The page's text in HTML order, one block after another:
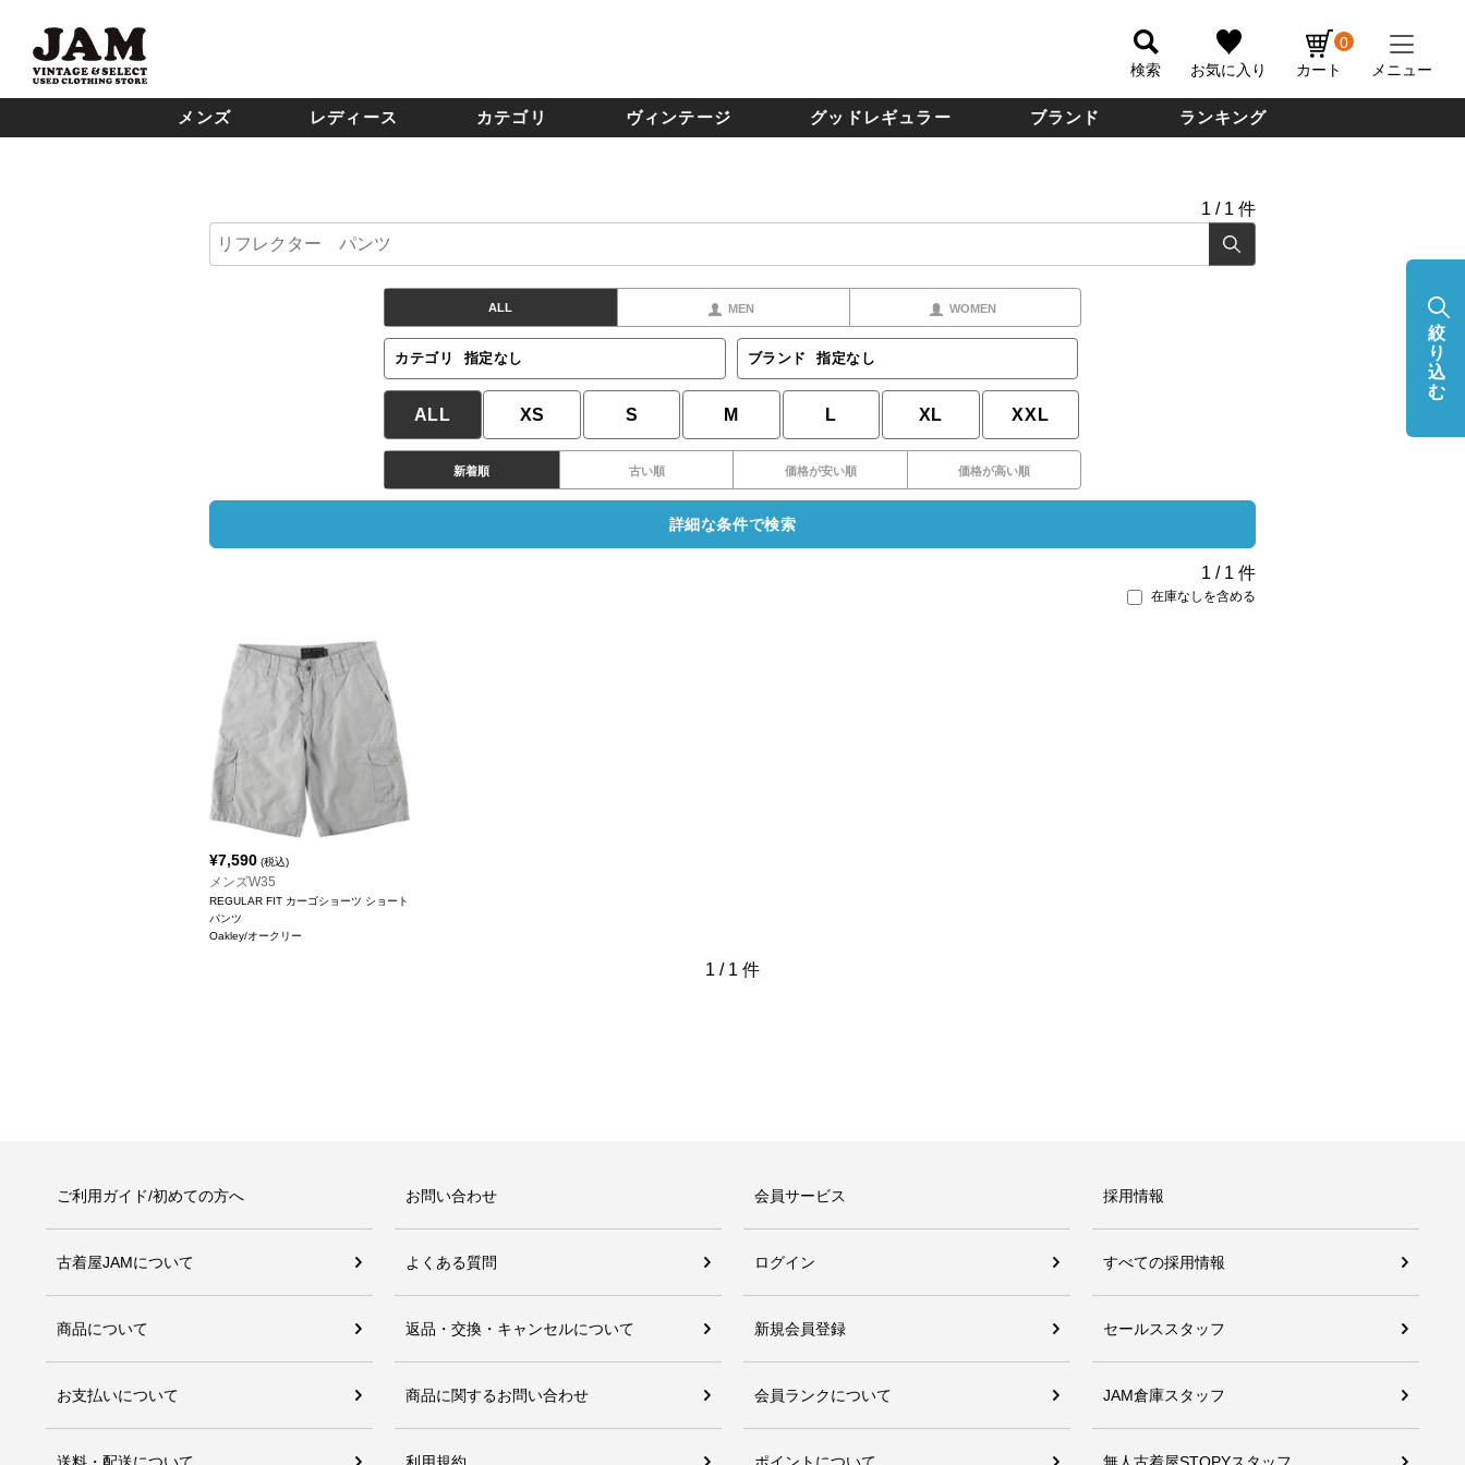
検索 お気に入り カート
0
メニュー
メンズ レディース カテゴリ ヴィンテージ グッドレギュラー ブランド ランキング
1 / 1 件
ALL MEN WOMEN
カテゴリ 指定なし ブランド 指定なし
ALL XS S M L XL XXL
新着順 古い順 価格が安い順 価格が高い順
詳細な条件で検索
1 / 1 件
在庫なしを含める
¥7,590 (税込)
メンズW35
REGULAR FIT カーゴショーツ ショート
パンツ
Oakley/オークリー
1 / 1 件
絞
り
込
む
ご利用ガイド/初めての方へ
古着屋JAMについて
商品について
お支払いについて
お問い合わせ
よくある質問
返品・交換・キャンセルについて
商品に関するお問い合わせ
会員サービス
ログイン
新規会員登録
会員ランクについて
採用情報
すべての採用情報
セールススタッフ
JAM倉庫スタッフ